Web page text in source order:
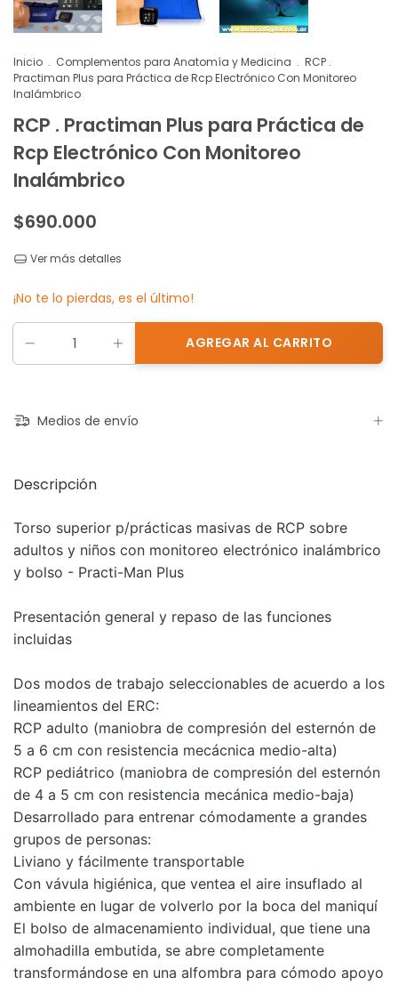
Inicio . Complementos para Anatomía y Medicina . RCP .
Practiman Plus para Práctica de Rcp Electrónico Con Monitoreo
Inalámbrico
RCP . Practiman Plus para Práctica de
Rcp Electrónico Con Monitoreo
Inalámbrico
$690.000
Ver más detalles
¡No te lo pierdas, es el último!
Medios de envío
Descripción
Torso superior p/prácticas masivas de RCP sobre
adultos y niños con monitoreo electrónico inalámbrico
y bolso - Practi-Man Plus
Presentación general y repaso de las funciones
incluidas
Dos modos de trabajo seleccionables de acuerdo a los
lineamientos del ERC:
RCP adulto (maniobra de compresión del esternón de
5 a 6 cm con resistencia mecácnica medio-alta)
RCP pediátrico (maniobra de compresión del esternón
de 4 a 5 cm con resistencia mecánica medio-baja)
Desarrollado para entrenar cómodamente a grandes
grupos de personas:
Liviano y fácilmente transportable
Con vávula higiénica, que ventea el aire insuflado al
ambiente en lugar de volverlo por la boca del maniquí
El bolso de almacenamiento individual, que tiene una
almohadilla embutida, se abre completamente
transformándose en una alfombra para cómodo apoyo